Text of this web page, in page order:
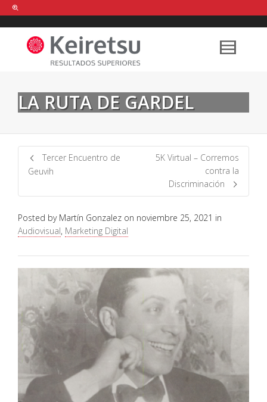
Help me Dante! I'm looking for new
shirts in a size medium
that cost
between £ . Show me all the
LA RUTA DE GARDEL
Tercer Encuentro de
Geuvih
5K Virtual – Corremos
contra la
Discriminación
Posted by Martín Gonzalez on noviembre 25, 2021 in
Audiovisual, Marketing Digital